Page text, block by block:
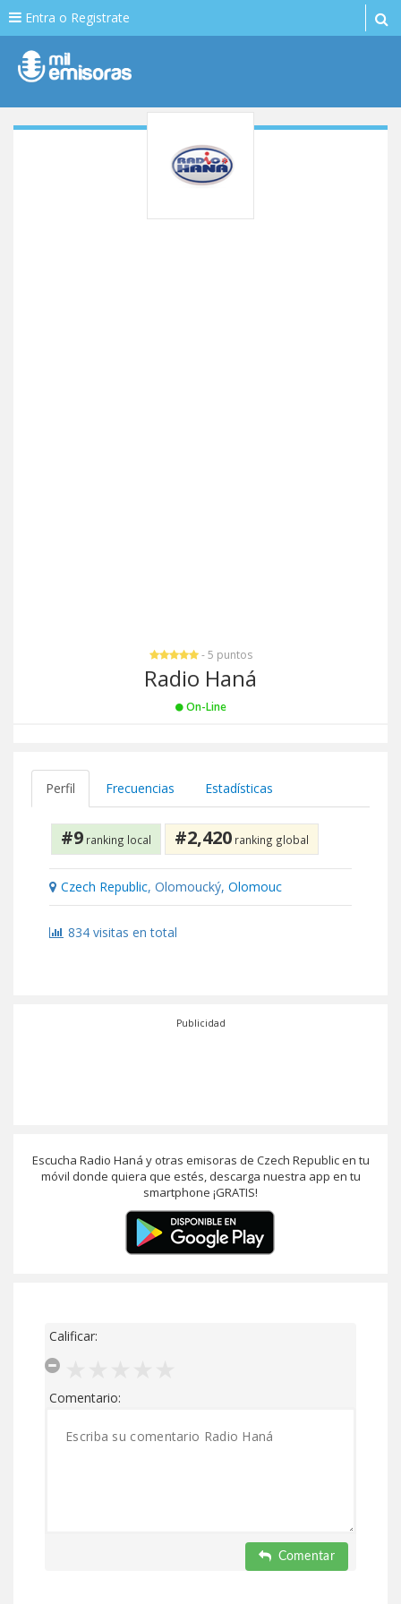
Entra o Registrate
- 5 puntos
Radio Haná
On-Line
Perfil Frecuencias Estadísticas
#9 ranking local #2,420 ranking global
Czech Republic, Olomoucký, Olomouc
834 visitas en total
Publicidad
Escucha Radio Haná y otras emisoras de Czech Republic en tu
móvil donde quiera que estés, descarga nuestra app en tu
smartphone ¡GRATIS!
Calificar:
Comentario:
Comentar